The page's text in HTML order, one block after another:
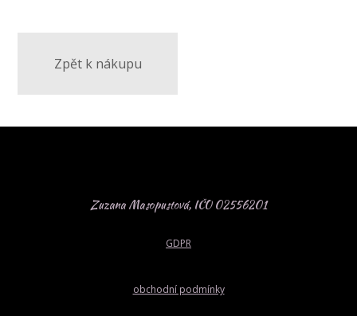
Zpět k nákupu
Zuzana Masopustová, IČO 02556201
GDPR
obchodní podmínky